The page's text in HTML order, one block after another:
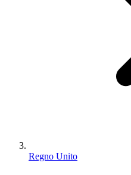
Regno Unito